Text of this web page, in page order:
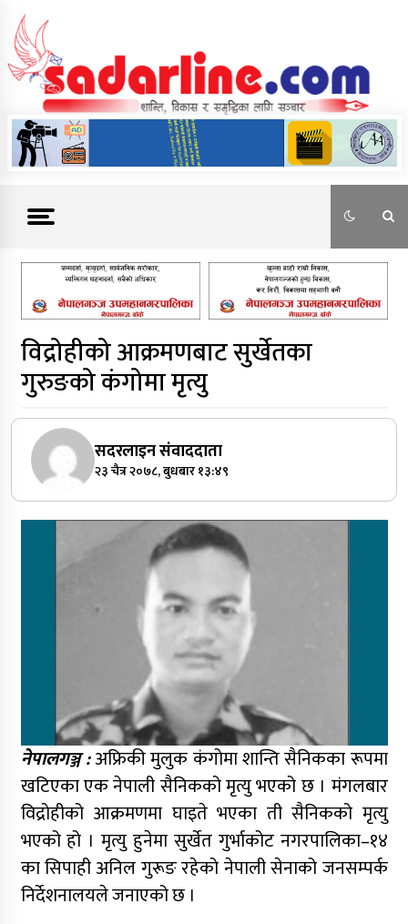
content
News For Nepal
विद्रोहीको आक्रमणबाट सुर्खेतका
गुरुङको कंगोमा मृत्यु
सदरलाइन संवाददाता
२३ चैत्र २०७८, बुधबार १३:४९
नेपालगञ्ज :अफ्रिकी मुलुक कंगोमा शान्ति सैनिकका रूपमा
खटिएका एक नेपाली सैनिकको मृत्यु भएको छ । मंगलबार
विद्रोहीको आक्रमणमा घाइते भएका ती सैनिकको मृत्यु
भएको हो । मृत्यु हुनेमा सुर्खेत गुर्भाकोट नगरपालिका–१४
का सिपाही अनिल गुरूङ रहेको नेपाली सेनाको जनसम्पर्क
निर्देशनालयले जनाएको छ ।